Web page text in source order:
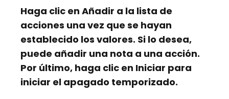
Haga clic en Añadir a la lista de
acciones una vez que se hayan
establecido los valores. Si lo desea,
puede añadir una nota a una acción.
Por último, haga clic en Iniciar para
iniciar el apagado temporizado.